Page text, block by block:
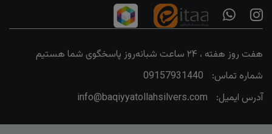
هفت روز هفته ، ۲۴ ساعت شبانه‌روز پاسخگوی شما هستیم
شماره تماس:
09157931440
آدرس ایمیل:
info@baqiyyatollahsilvers.com